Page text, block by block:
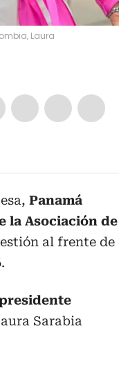
Laura
Panamá
la Asociación de
al frente de
Sarabia